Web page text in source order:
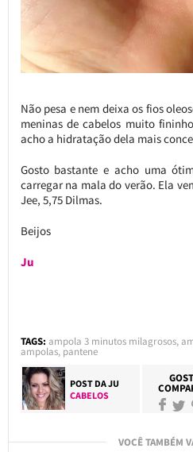
Não pesa e nem deixa os fios
meninas de cabelos muito
acho a hidratação dela mais
Gosto bastante e acho uma
carregar na mala do verão. Ela
Jee, 5,75 Dilmas.
Beijos
Ju
TAGS: ampola 3 minutos milagrosos,
ampolas, pantene
POST DAJU
CABELOS
VOCÊ TAMBÉM